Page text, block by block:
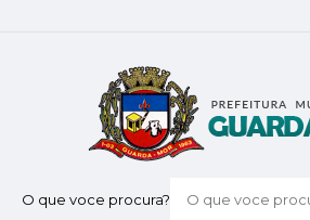
O que voce procura?